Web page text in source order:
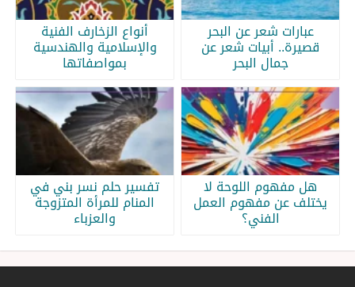
عبارات شعر عن البحر
قصيرة.. أبيات شعر عن
جمال البحر
أنواع الزخارف الفنية
والإسلامية والهندسية
بمواصفاتها
هل مفهوم اللوحة لا
يختلف عن مفهوم العمل
الفني؟
تفسير حلم نسر بني في
المنام للمرأة المتزوجة
والعزباء